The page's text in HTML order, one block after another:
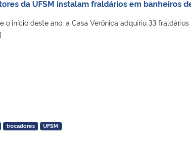
da UFSM instalam fraldários em banheiros
o início deste ano, a Casa Verônica adquiriu 33 fraldários
trocadores UFSM